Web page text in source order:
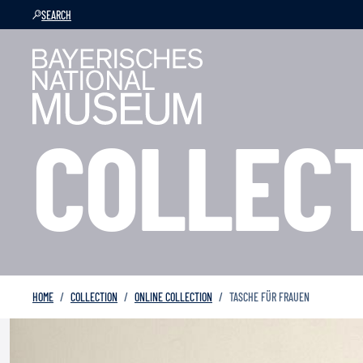
SEARCH
HOME COLLECTION ONLINE COLLECTION TASCHE FÜR FRAUEN